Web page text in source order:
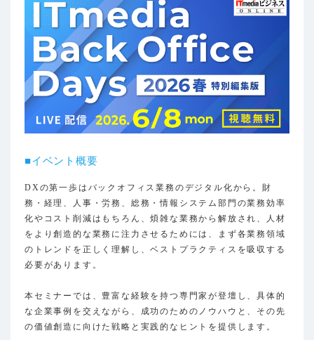
■イベント概要
DXの第一歩はバックオフィス業務のデジタル化から。財
務・経理、人事・労務、総務・情報システム部門の業務効率
化やコスト削減はもちろん、煩雑な業務から解放され、人材
をより創造的な業務に注力させるためには、まず各業務領域
のトレンドを正しく理解し、ベストプラクティスを吸収する
必要があります。
本セミナーでは、豊富な経験を持つ専門家が登壇し、具体的
な企業事例を交えながら、成功のためのノウハウと、その先
の価値創造に向けた戦略と実践的なヒントを提供します。